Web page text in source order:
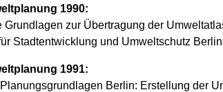
1990:
zur Übertragung der
Stadtentwicklung und Umweltschutz
1991:
Berlin: Erstellung der